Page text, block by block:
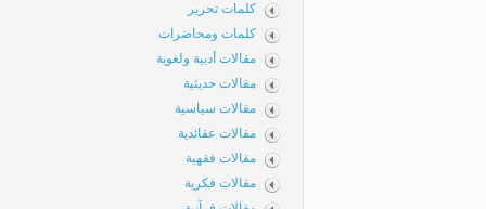
كلمات تحرير
كلمات ومحاضرات
مقالات أدبية ولغوية
مقالات حديثية
مقالات سياسية
مقالات عقائدية
مقالات فقهية
مقالات فكرية